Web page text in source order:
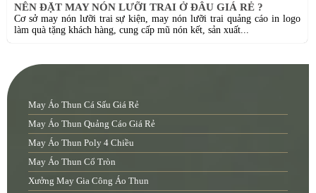
NÊN ĐẶT MAY NÓN LƯỠI TRAI Ở ĐÂU GIÁ RẺ ?
Cơ sở may nón lưỡi trai sự kiện, may nón lưỡi trai quảng cáo in logo
làm quà tặng khách hàng, cung cấp mũ nón kết, sản xuất...
May Áo Thun Cá Sấu Giá Rẻ
May Áo Thun Quảng Cáo Giá Rẻ
May Áo Thun Poly 4 Chiều
May Áo Thun Cổ Tròn
Xưởng May Gia Công Áo Thun